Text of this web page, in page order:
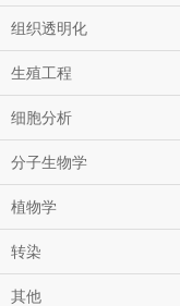
组织透明化
生殖工程
细胞分析
分子生物学
植物学
转染
其他